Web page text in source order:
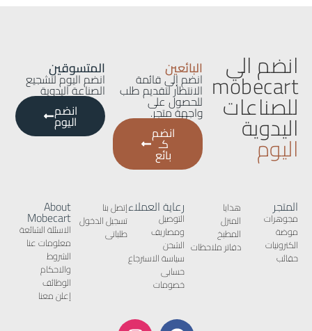
انضم الي
mobecart
للصناعات
اليدوية
اليوم
البائعين
انضم إلى قائمة
الانتظار لتقديم طلب
للحصول على
واجهة متجر.
انضم
كـ
بائع
المتسوقين
انضم اليوم لتشجيع
الصناعة اليدوية
انضم
اليوم
المتجر
مجوهرات
موضة
الكترونيات
حقائب
هدايا
المنزل
المطبخ
دفاتر ملاحظات
رعاية العملاء
التوصيل
ومصاريف
الشحن
سياسة الاسترجاع
حسابى
خصومات
إتصل بنا
تسجيل الدخول
طلباتى
About
Mobecart
الاسئلة الشائعة
معلومات عنا
الشروط
والاحكام
الوظائف
إعلن معنا